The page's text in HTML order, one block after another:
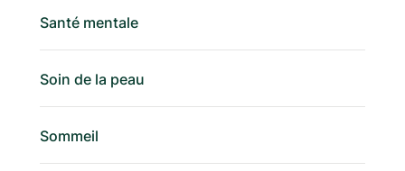
Santé mentale
Soin de la peau
Sommeil